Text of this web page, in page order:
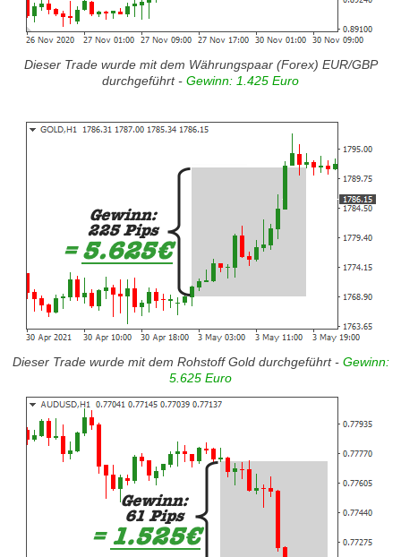
Dieser Trade wurde mit dem Währungspaar (Forex) EUR/GBP
durchgeführt - Gewinn: 1.425 Euro
Dieser Trade wurde mit dem Rohstoff Gold durchgeführt - Gewinn:
5.625 Euro